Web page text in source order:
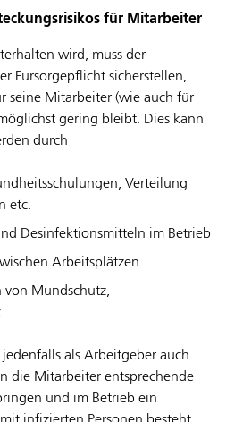
für Mitarbeiter
wird, muss der
Fürsorgepflicht sicherstellen,
seine Mitarbeiter (wie auch für
gering bleibt. Dies kann
durch
Verteilung
etc.
Desinfektionsmitteln im Betrieb
Arbeitsplätzen
von Mundschutz,
als Arbeitgeber auch
die Mitarbeiter entsprechende
und im Betrieb ein